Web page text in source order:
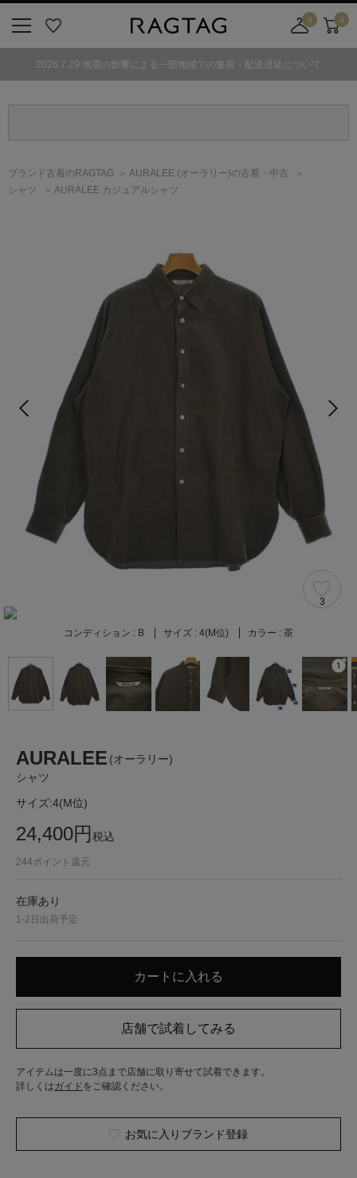
気
0
舗
カ
ト
0
2026.7.29 地震の影響による一部地域での集荷・配送遅延について
ブランド古着のRAGTAG AURALEE (オーラリー)の古着・中古
シャツ
AURALEE カジュアルシャツ
3
コンディション : B サイズ : 4(M位) カラー : 茶
AURALEE (オーラリー)
シャツ
サイズ:4(M位)
24,400円税込
244ポイント還元
在庫あり
1-2日出荷予定
アイテムは一度に3点まで店舗に取り寄せて試着できます。
詳しくはガイド をご確認ください。
お気に入りブランド登録